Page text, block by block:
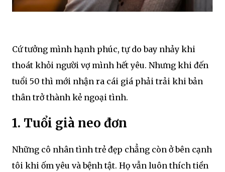
Cứ tưởng mình hạnh phúc, tự do bay nhảy khi
thoát khỏi người vợ mình hết yêu. Nhưng khi đến
tuổi 50 thì mới nhận ra cái giá phải trải khi bản
thân trở thành kẻ ngoại tình.
1. Tuổi già neo đơn
Những cô nhân tình trẻ đẹp chẳng còn ở bên cạnh
tôi khi ốm yêu và bệnh tật. Họ vẫn luôn thích tiền